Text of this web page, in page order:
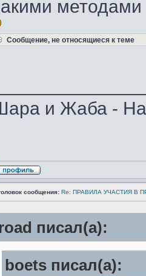
Сообщение, не относящиеся к теме
и Жаба -
сообщения: Re: ПРАВИЛА УЧАСТИЯ В
писал(а):
boets писал(а):